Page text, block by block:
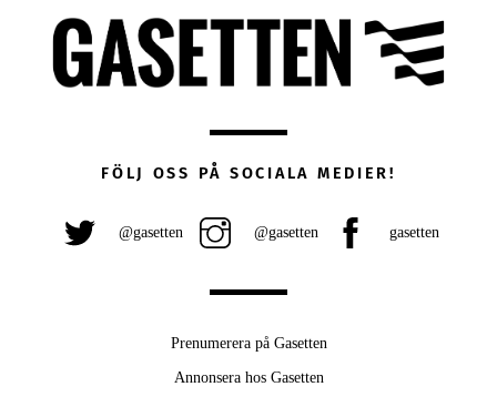
FÖLJ OSS PÅ SOCIALA MEDIER!
@gasetten @gasetten gasetten
Prenumerera på Gasetten
Annonsera hos Gasetten